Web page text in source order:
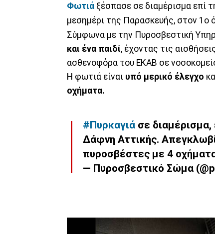
Φωτιά ξέσπασε σε διαμέρισμα επί
μεσημέρι της Παρασκευής, στον 1ο
Σύμφωνα με την Πυροσβεστική
και ένα παιδί, έχοντας τις
ασθενοφόρα του ΕΚΑΒ σε
Η φωτιά είναι υπό μερικό έλεγχο
οχήματα.
#Πυρκαγιά σε
Δάφνη Αττικής.
πυροσβέστες με 4
— Πυροσβεστικό Σώμα